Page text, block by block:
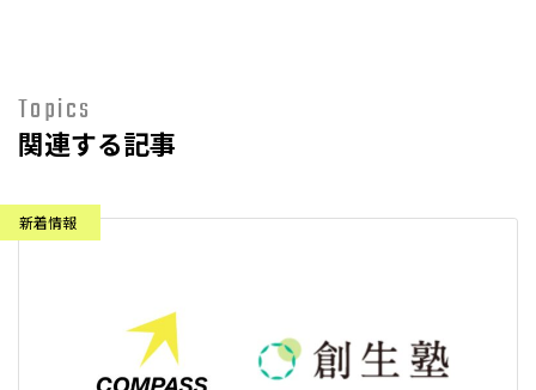
Topics
関連する記事